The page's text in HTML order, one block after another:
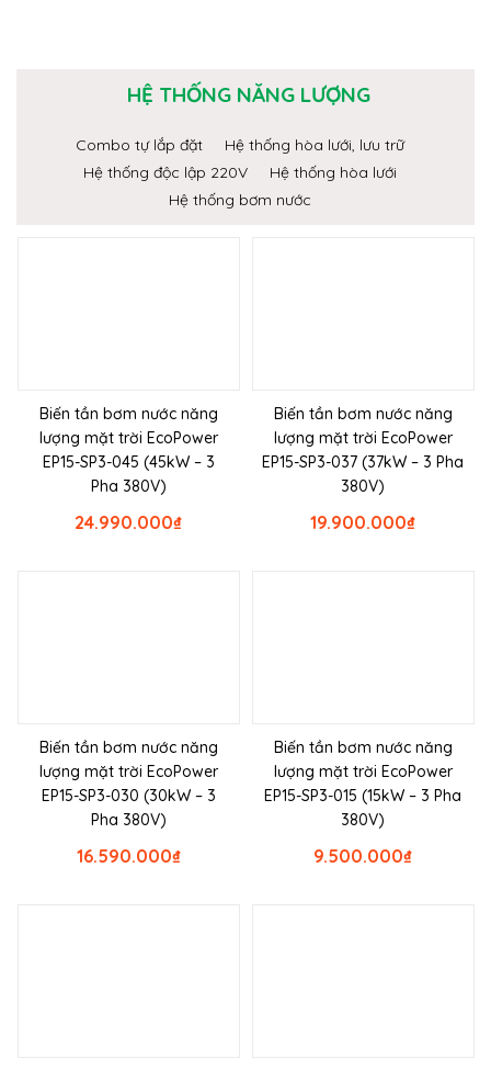
HỆ THỐNG NĂNG LƯỢNG
Combo tự lắp đặt
Hệ thống hòa lưới, lưu trữ
Hệ thống độc lập 220V
Hệ thống hòa lưới
Hệ thống bơm nước
Biến tần bơm nước năng
lượng mặt trời EcoPower
EP15-SP3-045 (45kW – 3
Pha 380V)
₫
24.990.000
Biến tần bơm nước năng
lượng mặt trời EcoPower
EP15-SP3-037 (37kW – 3 Pha
380V)
₫
19.900.000
Biến tần bơm nước năng
lượng mặt trời EcoPower
EP15-SP3-030 (30kW – 3
Pha 380V)
₫
16.590.000
Biến tần bơm nước năng
lượng mặt trời EcoPower
EP15-SP3-015 (15kW – 3 Pha
380V)
₫
9.500.000